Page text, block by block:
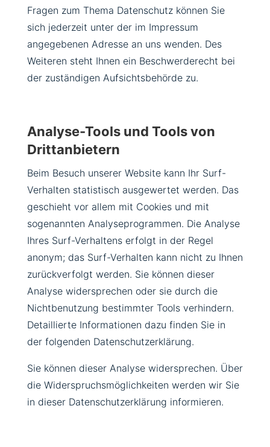
Fragen zum Thema Datenschutz können Sie
sich jederzeit unter der im Impressum
angegebenen Adresse an uns wenden. Des
Weiteren steht Ihnen ein Beschwerderecht bei
der zuständigen Aufsichtsbehörde zu.
Analyse-Tools und Tools von
Drittanbietern
Beim Besuch unserer Website kann Ihr Surf-
Verhalten statistisch ausgewertet werden. Das
geschieht vor allem mit Cookies und mit
sogenannten Analyseprogrammen. Die Analyse
Ihres Surf-Verhaltens erfolgt in der Regel
anonym; das Surf-Verhalten kann nicht zu Ihnen
zurückverfolgt werden. Sie können dieser
Analyse widersprechen oder sie durch die
Nichtbenutzung bestimmter Tools verhindern.
Detaillierte Informationen dazu finden Sie in
der folgenden Datenschutzerklärung.
Sie können dieser Analyse widersprechen. Über
die Widerspruchsmöglichkeiten werden wir Sie
in dieser Datenschutzerklärung informieren.